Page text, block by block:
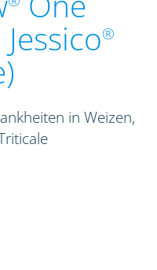
Jessico®
in Weizen,